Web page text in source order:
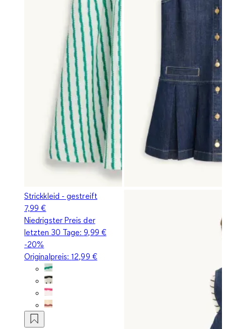
Strickkleid - gestreift
7,99 €
Niedrigster Preis der
letzten 30 Tage:9,99 €
-20%
Originalpreis:12,99 €